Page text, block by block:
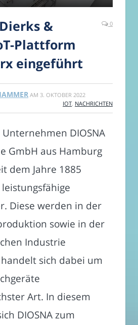
&
Plattform
eingeführt
0
AM 3. OKTOBER 2022
IOT NACHRICHTEN
DIOSNA
GmbH aus Hamburg
dem Jahre 1885
Diese werden in der
sowie in der
Industrie
sich dabei um
Art. In diesem
DIOSNA zum